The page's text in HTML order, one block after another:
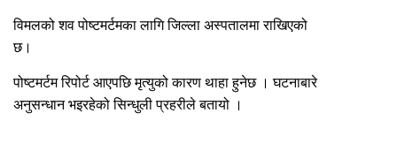
विमलको शव पोष्टमर्टमका लागि जिल्ला अस्पतालमा राखिएको
छ।
पोष्टमर्टम रिपोर्ट आएपछि मृत्युको कारण थाहा हुनेछ । घटनाबारे
अनुसन्धान भइरहेको सिन्धुली प्रहरीले बतायो ।